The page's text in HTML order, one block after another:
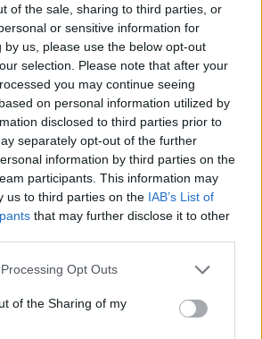
of the sale, sharing to third parties, or
or sensitive information for
by us, please use the below opt-out
selection. Please note that after your
you may continue seeing
on personal information utilized by
disclosed to third parties prior to
separately opt-out of the further
information by third parties on the
participants. This information may
us to third parties on the IAB’s List of
that may further disclose it to other
Opt Outs
of the Sharing of my
testa tra Genoa e
prima fila il Genoa: i rossoblu di
in Serie A sono con
ma devono guardarsi dalla
il giocatore in uscita dalla
all'Espanyol, che dopo la
a un mercato di livello per
in Liga.